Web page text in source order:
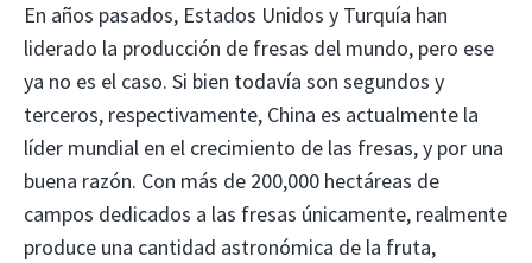
En años pasados, Estados Unidos y Turquía han
liderado la producción de fresas del mundo, pero ese
ya no es el caso. Si bien todavía son segundos y
terceros, respectivamente, China es actualmente la
líder mundial en el crecimiento de las fresas, y por una
buena razón. Con más de 200,000 hectáreas de
campos dedicados a las fresas únicamente, realmente
produce una cantidad astronómica de la fruta,